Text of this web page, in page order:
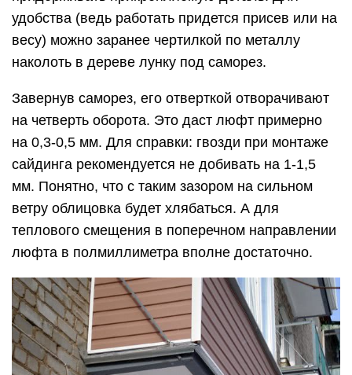
удобства (ведь работать придется присев или на
весу) можно заранее чертилкой по металлу
наколоть в дереве лунку под саморез.
Завернув саморез, его отверткой отворачивают
на четверть оборота. Это даст люфт примерно
на 0,3-0,5 мм. Для справки: гвозди при монтаже
сайдинга рекомендуется не добивать на 1-1,5
мм. Понятно, что с таким зазором на сильном
ветру облицовка будет хлябаться. А для
теплового смещения в поперечном направлении
люфта в полмиллиметра вполне достаточно.